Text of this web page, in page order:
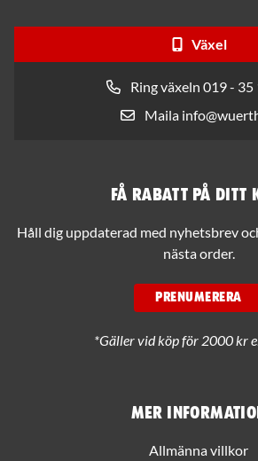
Växel
Ring växeln 019 - 35
Maila
Mer
Allmänna villkor
Få rabatt på ditt
Håll dig uppdaterad med nyhetsbrev
nästa order.
PRENUMERERA
*Gäller vid köp för 2000 kr